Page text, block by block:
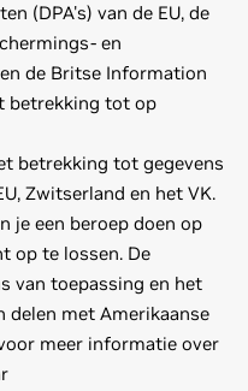
(DPA's) van de EU, de
en
de Britse Information
betrekking tot op
betrekking tot gegevens
Zwitserland en het VK.
je een beroep doen op
op te lossen. De
van toepassing en het
delen met Amerikaanse
meer informatie over